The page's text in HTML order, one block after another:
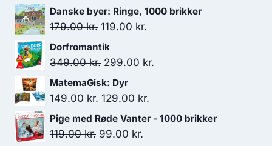
oprindelige
pris
349.00 kr..
aktuelle
Danske byer: Ringe, 1000 brikker
179.00kr. Den
oprindelige
pris
179.00 kr..
119.00 kr.
pris
Dorfromantik
349.00kr. Den
oprindelige
pris
349.00 kr..
299.00 kr.
MatemaGisk: Dyr
149.00kr. Den
oprindelige
pris
129.00 kr.
aktuelle
Pige med Røde Vanter - 1000 brikker
119.00kr. Den
99.00 kr.